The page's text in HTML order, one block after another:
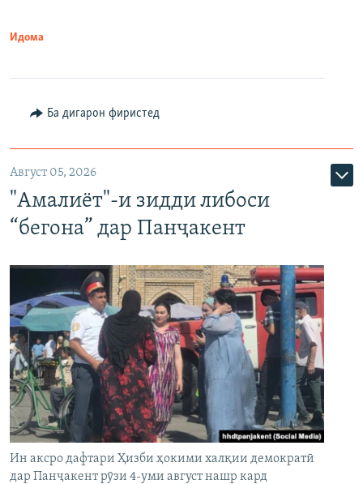
Идома
Ба дигарон фиристед
Август 05, 2026
"Амалиёт"-и зидди либоси
“бегона” дар Панҷакент
Ин аксро дафтари Ҳизби ҳокими халқии демократӣ
дар Панҷакент рӯзи 4-уми август нашр кард